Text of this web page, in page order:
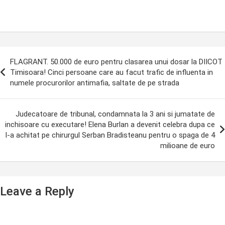
FLAGRANT. 50.000 de euro pentru clasarea unui dosar la DIICOT
Timisoara! Cinci persoane care au facut trafic de influenta in
numele procurorilor antimafia, saltate de pe strada
Judecatoare de tribunal, condamnata la 3 ani si jumatate de
inchisoare cu executare! Elena Burlan a devenit celebra dupa ce
l-a achitat pe chirurgul Serban Bradisteanu pentru o spaga de 4
milioane de euro
Leave a Reply